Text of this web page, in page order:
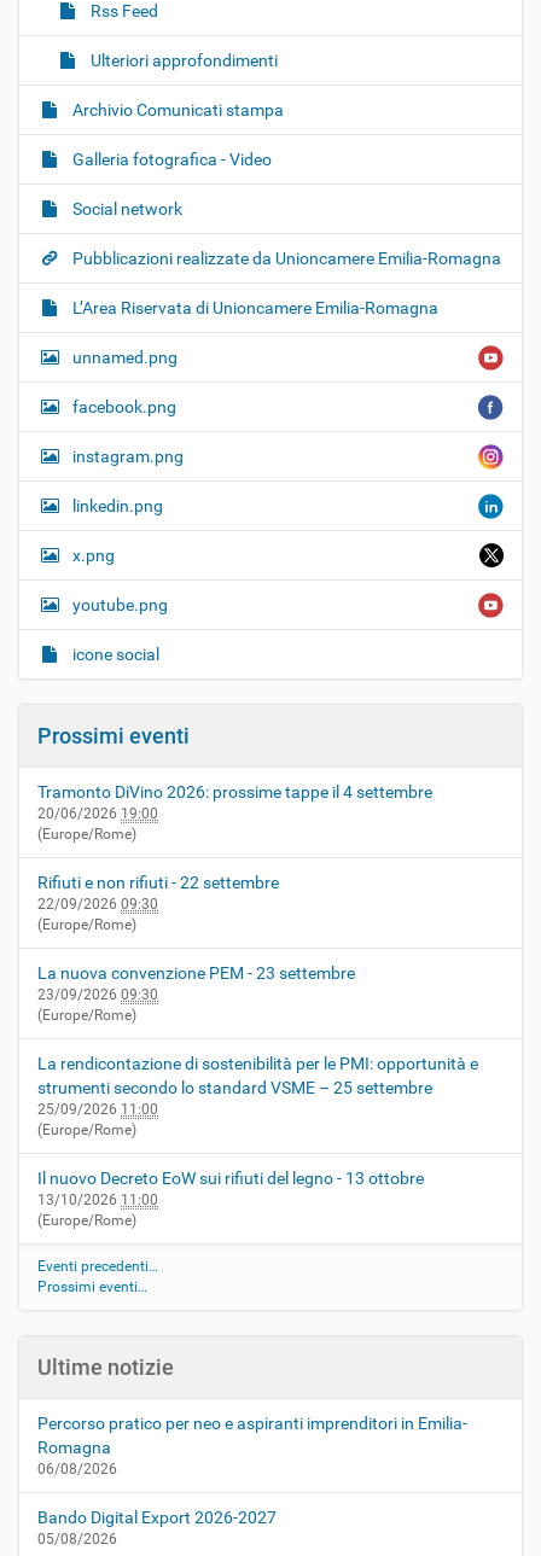
Rss Feed
Ulteriori approfondimenti
Archivio Comunicati stampa
Galleria fotografica - Video
Social network
Pubblicazioni realizzate da Unioncamere Emilia-Romagna
L’Area Riservata di Unioncamere Emilia-Romagna
unnamed.png
facebook.png
instagram.png
linkedin.png
x.png
youtube.png
icone social
Prossimi eventi
Tramonto DiVino 2026: prossime tappe il 4 settembre
20/06/2026 19:00
(Europe/Rome)
Rifiuti e non rifiuti - 22 settembre
22/09/2026 09:30
(Europe/Rome)
La nuova convenzione PEM - 23 settembre
23/09/2026 09:30
(Europe/Rome)
La rendicontazione di sostenibilità per le PMI: opportunità e
strumenti secondo lo standard VSME – 25 settembre
25/09/2026 11:00
(Europe/Rome)
Il nuovo Decreto EoW sui rifiuti del legno - 13 ottobre
13/10/2026 11:00
(Europe/Rome)
Eventi precedenti…
Prossimi eventi…
Ultime notizie
Percorso pratico per neo e aspiranti imprenditori in Emilia-
Romagna
06/08/2026
Bando Digital Export 2026-2027
05/08/2026